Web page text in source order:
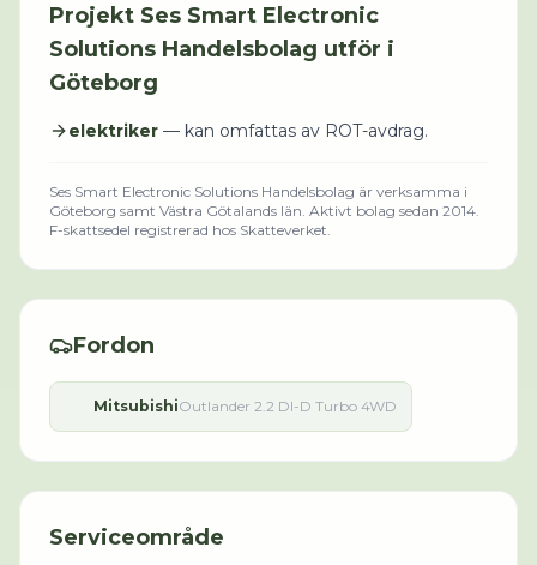
Projekt Ses Smart Electronic
Solutions Handelsbolag utför i
Göteborg
elektriker — kan omfattas av ROT-avdrag.
Ses Smart Electronic Solutions Handelsbolag är verksamma i
Göteborg samt Västra Götalands län. Aktivt bolag sedan 2014.
F-skattsedel registrerad hos Skatteverket.
Fordon
MitsubishiOutlander 2.2 DI-D Turbo 4WD
Serviceområde